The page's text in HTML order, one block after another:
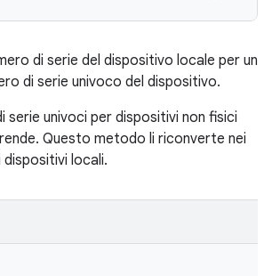
di serie del dispositivo locale per un
di serie univoco del dispositivo.
serie univoci per dispositivi non fisici
Questo metodo li riconverte nei
dispositivi locali.